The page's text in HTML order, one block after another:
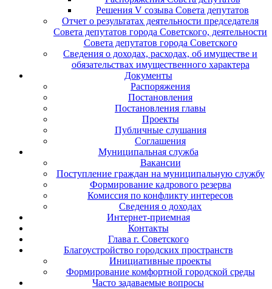
Решения V созыва Совета депутатов
Отчет о результатах деятельности председателя
Совета депутатов города Советского, деятельности
Совета депутатов города Советского
Сведения о доходах, расходах, об имуществе и
обязательствах имущественного характера
Документы
Распоряжения
Постановления
Постановления главы
Проекты
Публичные слушания
Соглашения
Муниципальная служба
Вакансии
Поступление граждан на муниципальную службу
Формирование кадрового резерва
Комиссия по конфликту интересов
Сведения о доходах
Интернет-приемная
Контакты
Глава г. Советского
Благоустройство городских пространств
Инициативные проекты
Формирование комфортной городской среды
Часто задаваемые вопросы